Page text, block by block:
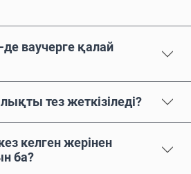
де ваучерге қалай
тез жеткізіледі?
келген жерінен
ба?